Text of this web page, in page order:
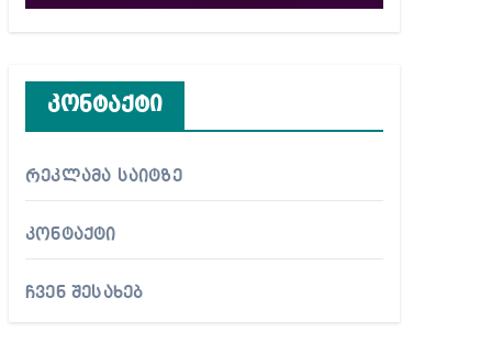
კონტაქტი
რეკლამა საიტზე
კონტაქტი
ჩვენ შესახებ